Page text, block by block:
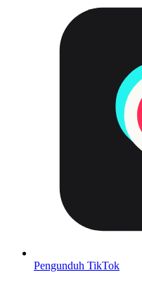
Pengunduh TikTok